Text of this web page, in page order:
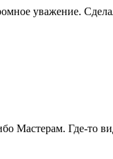
уважение.
Мастерам. Где-то